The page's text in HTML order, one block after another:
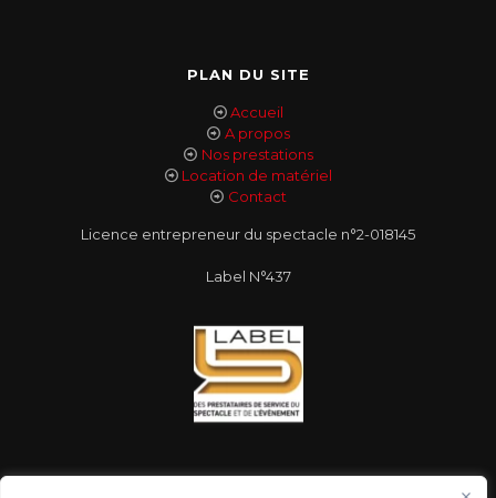
PLAN DU SITE
Accueil
A propos
Nos prestations
Location de matériel
Contact
Licence entrepreneur du spectacle n°2-018145
Label N°437